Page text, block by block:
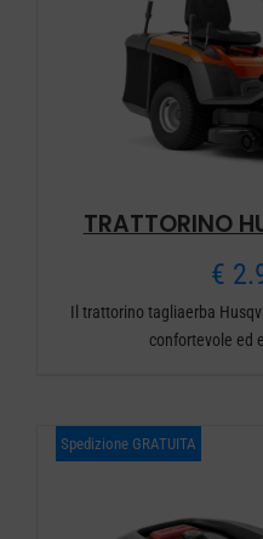
TRATTORINO
€
Il trattorino tagliaerba
confortevole ed
Spedizione GRATUITA